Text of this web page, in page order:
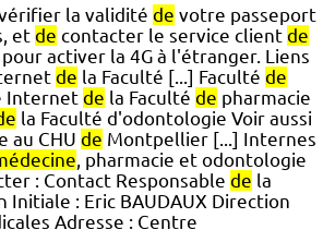
la validité de votre passeport
et de contacter le service client de
activer la 4G à l'étranger. Liens
de la Faculté [...] Faculté de
Internet de la Faculté de pharmacie
la Faculté d'odontologie Voir aussi
au CHU de Montpellier [...] Internes
, pharmacie et odontologie
: Contact Responsable de la
Initiale : Eric BAUDAUX Direction
Adresse : Centre